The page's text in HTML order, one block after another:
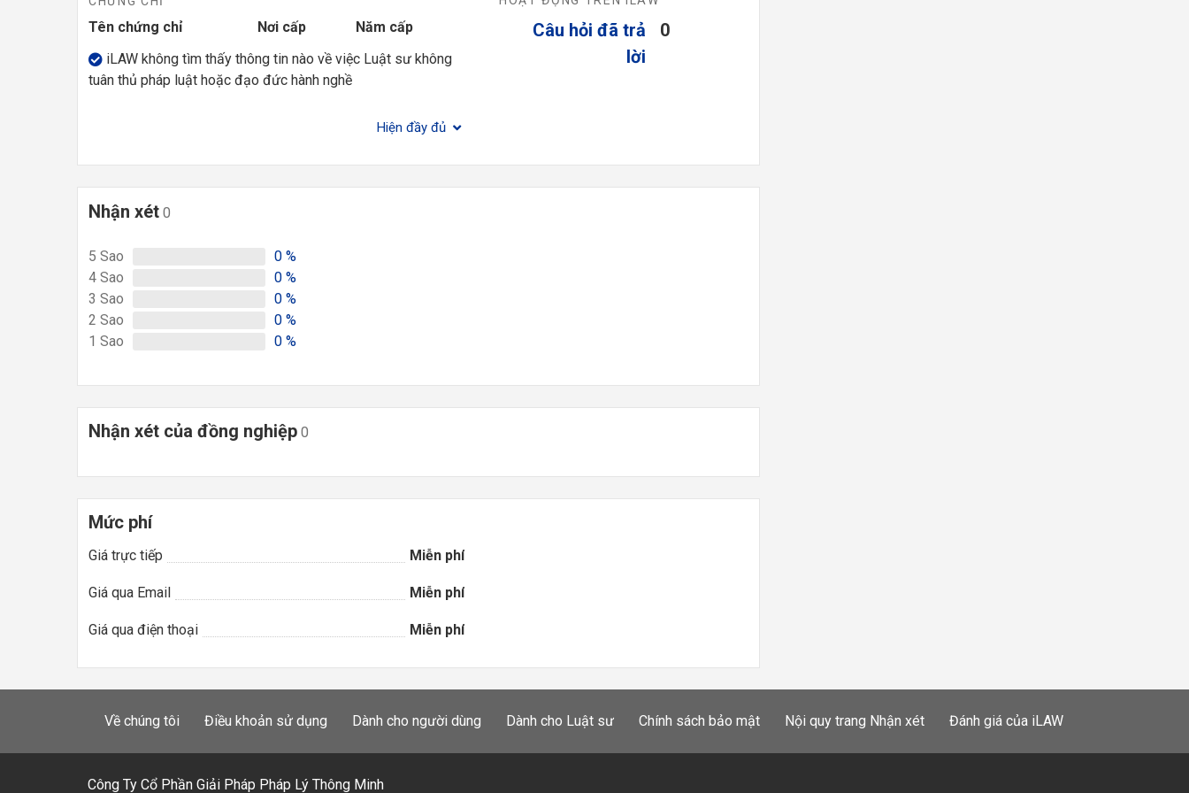
Tên chứng chỉ Nơi cấp
Năm cấp
iLAW không tìm thấy thông tin nào về việc Luật sư không
tuân thủ pháp luật hoặc đạo đức hành nghề
Câu hỏi đã trả
lời
0
Hiện đầy đủ
Nhận xét 0
5 Sao 0 %
4 Sao 0 %
3 Sao 0 %
2 Sao 0 %
1 Sao 0 %
Nhận xét của đồng nghiệp 0
Mức phí
Giá trực tiếp Miễn phí
Giá qua Email Miễn phí
Giá qua điện thoại Miễn phí
Về chúng tôi Điều khoản sử dụng Dành cho người dùng Dành cho Luật sư Chính sách bảo mật Nội quy trang Nhận xét Đánh giá của iLAW
Công Ty Cổ Phần Giải Pháp Pháp Lý Thông Minh